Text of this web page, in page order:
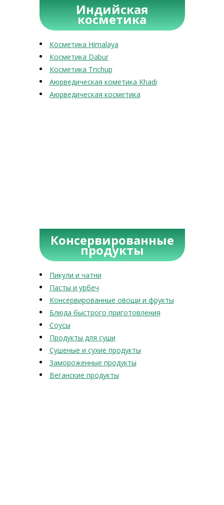
Индийская
косметика
Косметика Himalaya
Косметика Dabur
Косметика Trichup
Аюрведическая кометика Khadi
Аюрведическая косметика
Консервированные
продукты
Пикули и чатни
Пасты и урбеч
Консервированные овощи и фрукты
Блюда быстрого приготовления
Соусы
Продукты для суши
Сушеные и сухие продукты
Замороженные продукты
Веганские продукты